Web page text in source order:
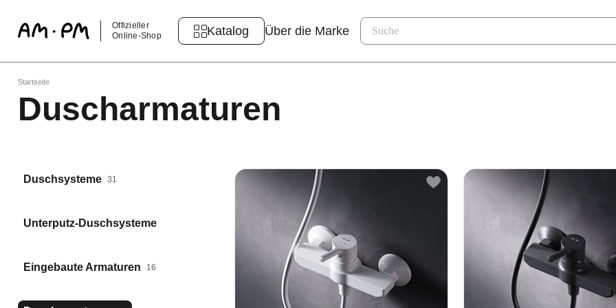
Offizieller
Online-Shop
Katalog Über die Marke
Startseite
Duscharmaturen
Duschsysteme 31
Unterputz-Duschsysteme
Eingebaute Armaturen 16